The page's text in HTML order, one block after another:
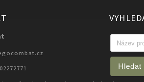
Hledat